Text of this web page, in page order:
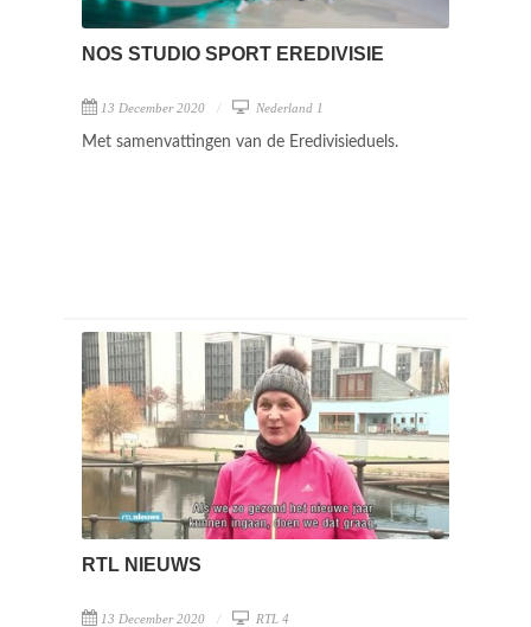
NOS STUDIO SPORT EREDIVISIE
13 December 2020 Nederland 1
Met samenvattingen van de Eredivisieduels.
RTL NIEUWS
13 December 2020 RTL 4